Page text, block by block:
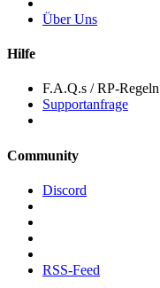
Über Uns
Hilfe
F.A.Q.s / RP-Regeln
Supportanfrage
Community
Discord
RSS-Feed